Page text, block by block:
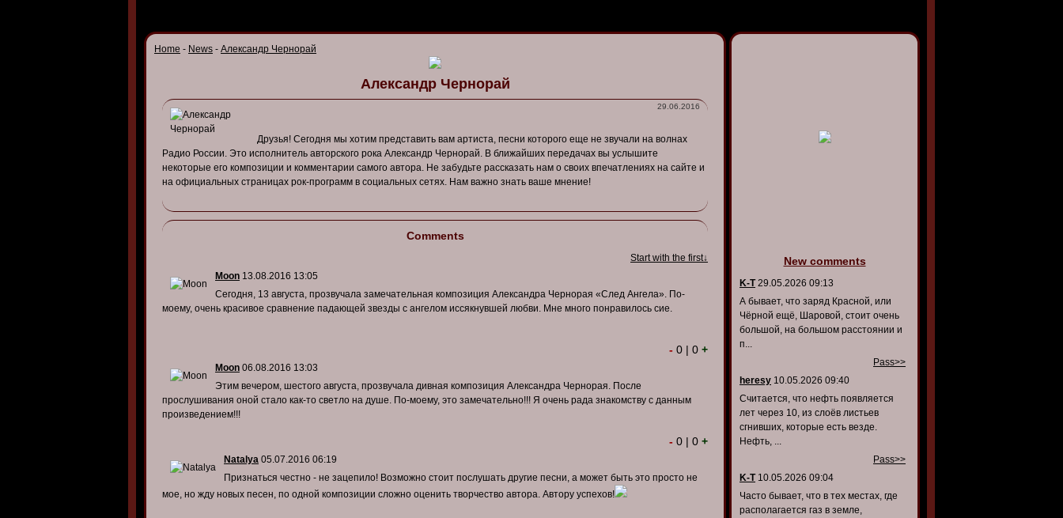
Home - News - Александр Чернорай
Александр Чернорай
29.06.2016
Друзья! Сегодня мы хотим представить вам артиста, песни которого еще не звучали на волнах
Радио России. Это исполнитель авторского рока Александр Чернорай. В ближайших передачах вы услышите
некоторые его композиции и комментарии самого автора. Не забудьте рассказать нам о своих впечатлениях на сайте и
на официальных страницах рок-программ в социальных сетях. Нам важно знать ваше мнение!
Comments
Start with the first↓
Moon 13.08.2016 13:05
Сегодня, 13 августа, прозвучала замечательная композиция Александра Чернорая «След Ангела». По-
моему, очень красивое сравнение падающей звезды с ангелом иссякнувшей любви. Мне много понравилось сие.
- 0 | 0 +
Moon 06.08.2016 13:03
Этим вечером, шестого августа, прозвучала дивная композиция Александра Чернорая. После
прослушивания оной стало как-то светло на душе. По-моему, это замечательно!!! Я очень рада знакомству с данным
произведением!!!
- 0 | 0 +
Natalya 05.07.2016 06:19
Признаться честно - не зацепило! Возможно стоит послушать другие песни, а может быть это просто не
мое, но жду новых песен, по одной композиции сложно оценить творчество автора. Автору успехов!
New comments
K-T29.05.2026 09:13
А бывает, что заряд Красной, или
Чёрной ещё, Шаровой, стоит очень
большой, на большом расстоянии и
п...
Pass>>
heresy 10.05.2026 09:40
Считается, что нефть появляется
лет через 10, из слоёв листьев
сгнивших, которые есть везде.
Нефть, ...
Pass>>
K-T10.05.2026 09:04
Часто бывает, что в тех местах, где
располагается газ в земле,